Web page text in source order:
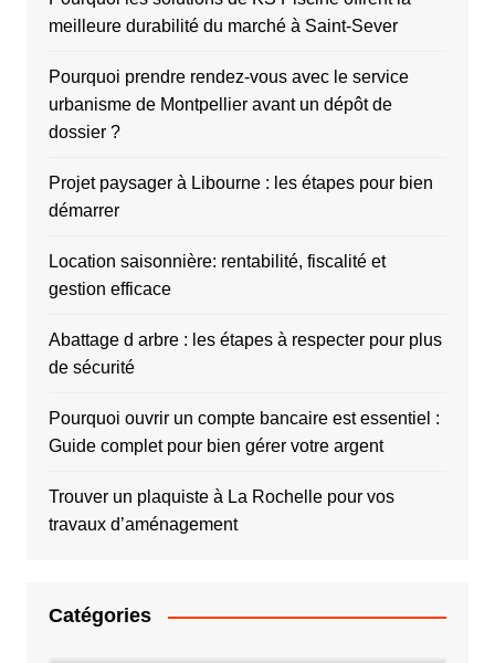
meilleure durabilité du marché à Saint-Sever
Pourquoi prendre rendez-vous avec le service
urbanisme de Montpellier avant un dépôt de
dossier ?
Projet paysager à Libourne : les étapes pour bien
démarrer
Location saisonnière: rentabilité, fiscalité et
gestion efficace
Abattage d arbre : les étapes à respecter pour plus
de sécurité
Pourquoi ouvrir un compte bancaire est essentiel :
Guide complet pour bien gérer votre argent
Trouver un plaquiste à La Rochelle pour vos
travaux d’aménagement
Catégories